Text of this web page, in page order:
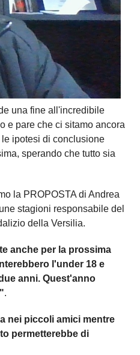
una fine all'incredibile
e pare che ci sitamo ancora
ipotesi di conclusione
sperando che tutto sia
la PROPOSTA di Andrea
stagioni responsabile del
della Versilia.
anche per la prossima
l'under 18 e
anni. Quest'anno
.
nei piccoli amici mentre
permetterebbe di